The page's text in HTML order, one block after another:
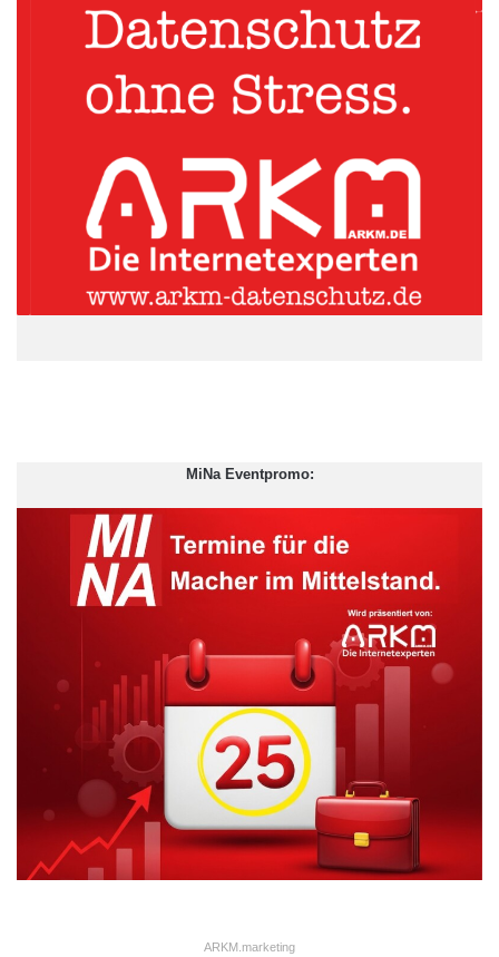
Quelle: pixabay.com/ wattblicker
Tierschutzkonforme Entscheidung
Bei den Tierversuchen im Rahmen eines Wahlpflichtkurses war
vorgesehen, Mäuse nach Injektion u.a. von Psychopharmaka
„Der Entschluss stellt eine korrekte Umsetzung geltenden
MiNa Eventpromo:
ARKM.marketing